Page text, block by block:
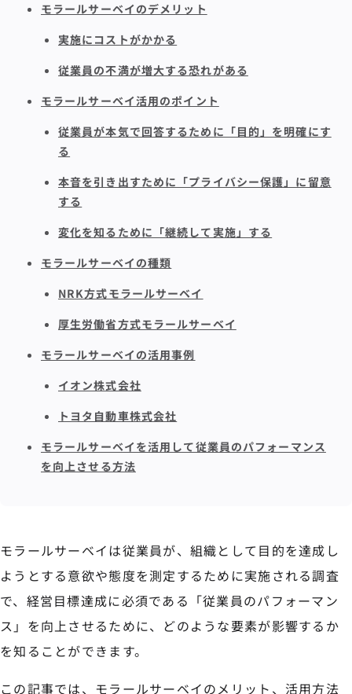
モラールサーベイのデメリット
実施にコストがかかる
従業員の不満が増大する恐れがある
モラールサーベイ活用のポイント
従業員が本気で回答するために「目的」を明確にす
る
本音を引き出すために「プライバシー保護」に留意
する
変化を知るために「継続して実施」する
モラールサーベイの種類
NRK方式モラールサーベイ
厚生労働省方式モラールサーベイ
モラールサーベイの活用事例
イオン株式会社
トヨタ自動車株式会社
モラールサーベイを活用して従業員のパフォーマンス
を向上させる方法
モラールサーベイは従業員が、組織として目的を達成し
ようとする意欲や態度を測定するために実施される調査
で、経営目標達成に必須である「従業員のパフォーマン
ス」を向上させるために、どのような要素が影響するか
を知ることができます。
この記事では、モラールサーベイのメリット、活用方法